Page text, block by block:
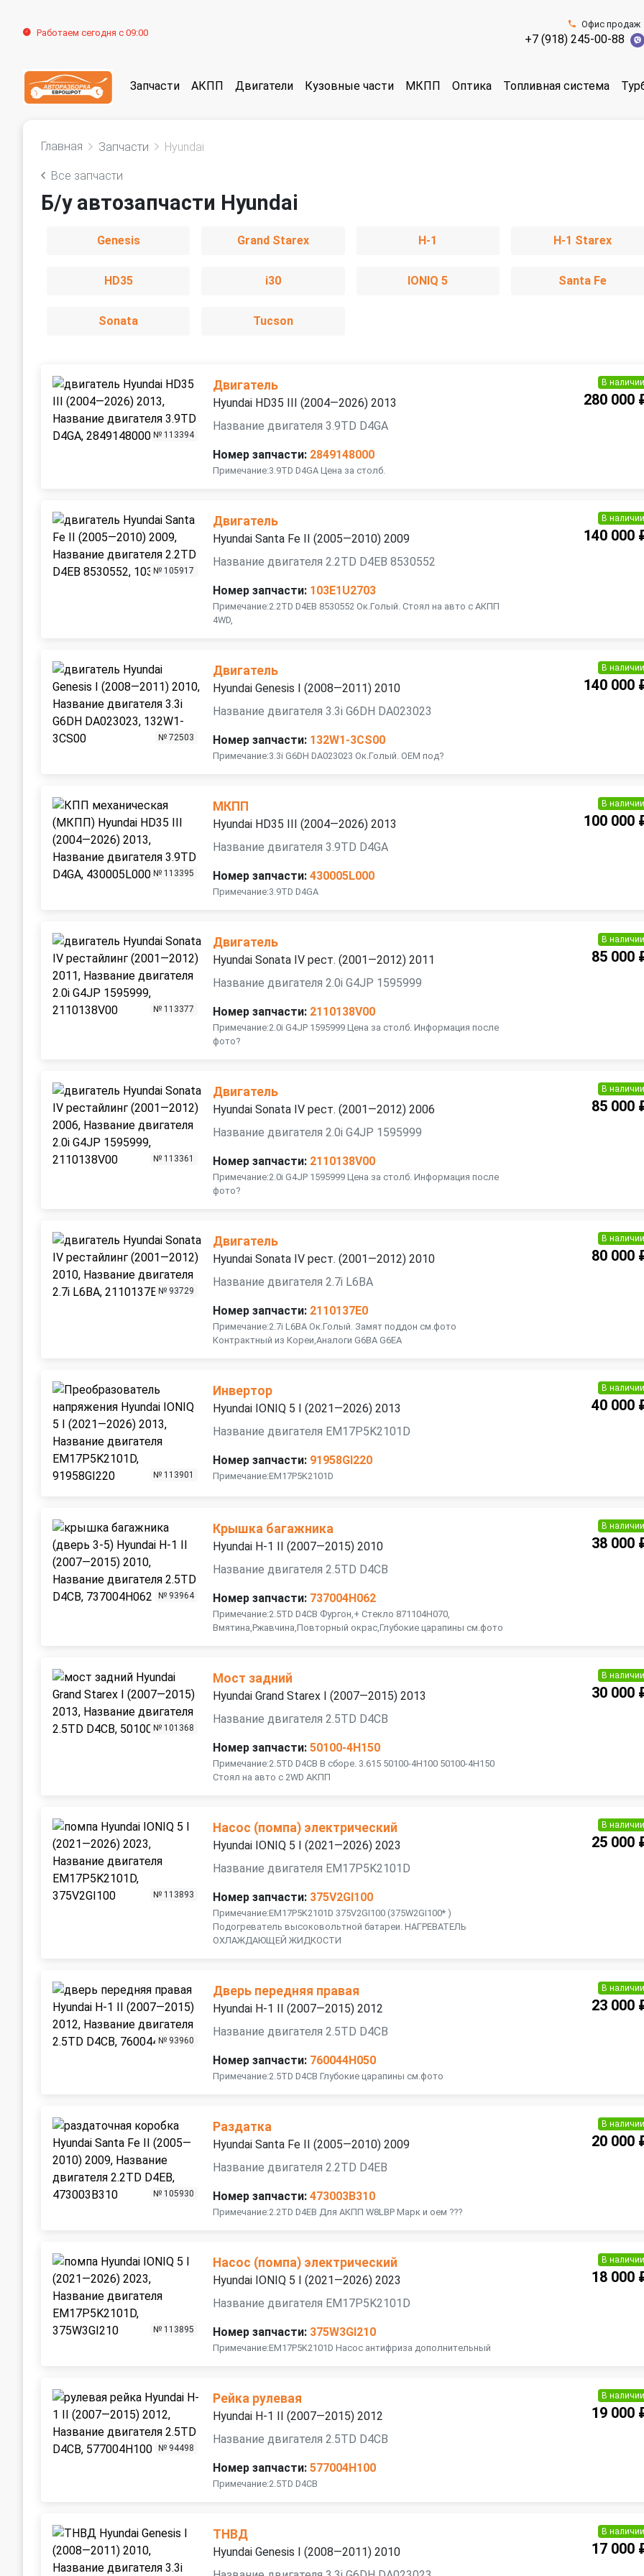
Работаем сегодня с 09:00
Офис продаж
+7 (918) 245-00-88
Запчасти АКПП Двигатели Кузовные части МКПП Оптика Топливная система
Главная Запчасти Hyundai
Все запчасти
Б/у автозапчасти Hyundai
Genesis Grand Starex H-1 H-1 Starex
HD35 i30 IONIQ 5 Santa Fe
Sonata Tucson
№ 113394
Двигатель
Hyundai HD35 III (2004—2026) 2013
Название двигателя 3.9TD D4GA
Номер запчасти: 2849148000
Примечание:3.9TD D4GA Цена за столб.
В наличии
280 000
№ 105917
Двигатель
Hyundai Santa Fe II (2005—2010) 2009
Название двигателя 2.2TD D4EB 8530552
Номер запчасти: 103E1U2703
Примечание:2.2TD D4EB 8530552 Ок.Голый. Стоял на авто с АКПП
4WD,
В наличии
140 000
№ 72503
Двигатель
Hyundai Genesis I (2008—2011) 2010
Название двигателя 3.3i G6DH DA023023
Номер запчасти: 132W1-3CS00
Примечание:3.3i G6DH DA023023 Ок.Голый. ОЕМ под?
В наличии
140 000
№ 113395
МКПП
Hyundai HD35 III (2004—2026) 2013
Название двигателя 3.9TD D4GA
Номер запчасти: 430005L000
Примечание:3.9TD D4GA
В наличии
100 000
№ 113377
Двигатель
Hyundai Sonata IV рест. (2001—2012) 2011
Название двигателя 2.0i G4JP 1595999
Номер запчасти: 2110138V00
Примечание:2.0i G4JP 1595999 Цена за столб. Информация после
фото?
В наличии
85 000
№ 113361
Двигатель
Hyundai Sonata IV рест. (2001—2012) 2006
Название двигателя 2.0i G4JP 1595999
Номер запчасти: 2110138V00
Примечание:2.0i G4JP 1595999 Цена за столб. Информация после
фото?
В наличии
85 000
№ 93729
Двигатель
Hyundai Sonata IV рест. (2001—2012) 2010
Название двигателя 2.7i L6BA
Номер запчасти: 2110137E0
Примечание:2.7i L6BA Ок.Голый. Замят поддон см.фото
Контрактный из Кореи,Аналоги G6BA G6EA
В наличии
80 000
№ 113901
Инвертор
Hyundai IONIQ 5 I (2021—2026) 2013
Название двигателя EM17P5K2101D
Номер запчасти: 91958GI220
Примечание:EM17P5K2101D
В наличии
40 000
№ 93964
Крышка багажника
Hyundai H-1 II (2007—2015) 2010
Название двигателя 2.5TD D4CB
Номер запчасти: 737004H062
Примечание:2.5TD D4CB Фургон,+ Стекло 871104H070,
Вмятина,Ржавчина,Повторный окрас,Глубокие царапины см.фото
В наличии
38 000
№ 101368
Мост задний
Hyundai Grand Starex I (2007—2015) 2013
Название двигателя 2.5TD D4CB
Номер запчасти: 50100-4H150
Примечание:2.5TD D4CB В сборе. 3.615 50100-4H100 50100-4H150
Стоял на авто с 2WD АКПП
В наличии
30 000
№ 113893
Насос (помпа) электрический
Hyundai IONIQ 5 I (2021—2026) 2023
Название двигателя EM17P5K2101D
Номер запчасти: 375V2GI100
Примечание:EM17P5K2101D 375V2GI100 (375W2GI100* )
Подогреватель высоковольтной батареи. НАГРЕВАТЕЛЬ
ОХЛАЖДАЮЩЕЙ ЖИДКОСТИ
В наличии
25 000
№ 93960
Дверь передняя правая
Hyundai H-1 II (2007—2015) 2012
Название двигателя 2.5TD D4CB
Номер запчасти: 760044H050
Примечание:2.5TD D4CB Глубокие царапины см.фото
В наличии
23 000
№ 105930
Раздатка
Hyundai Santa Fe II (2005—2010) 2009
Название двигателя 2.2TD D4EB
Номер запчасти: 473003B310
Примечание:2.2TD D4EB Для АКПП W8LBP Марк и оем ???
В наличии
20 000
№ 113895
Насос (помпа) электрический
Hyundai IONIQ 5 I (2021—2026) 2023
Название двигателя EM17P5K2101D
Номер запчасти: 375W3GI210
Примечание:EM17P5K2101D Насос антифриза дополнительный
В наличии
18 000
№ 94498
Рейка рулевая
Hyundai H-1 II (2007—2015) 2012
Название двигателя 2.5TD D4CB
Номер запчасти: 577004H100
Примечание:2.5TD D4CB
В наличии
19 000
ТНВД
Hyundai Genesis I (2008—2011) 2010
В наличии
17 000